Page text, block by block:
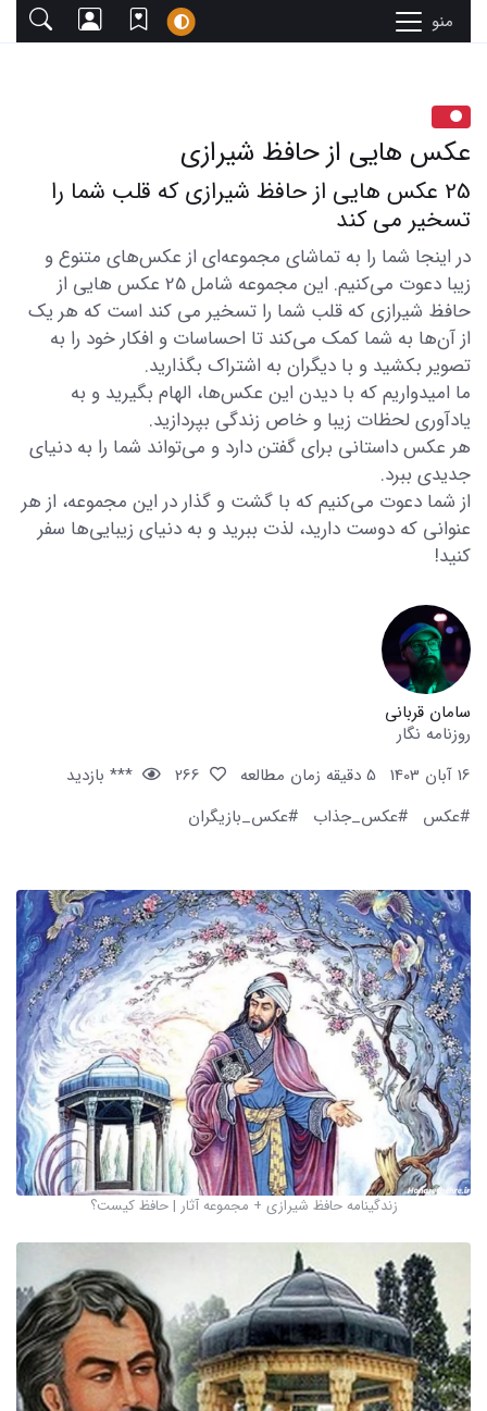
منو
عکس هایی از حافظ شیرازی
25 عکس هایی از حافظ شیرازی که قلب شما را
تسخیر می کند
در اینجا شما را به تماشای مجموعه‌ای از عکس‌های متنوع و
زیبا دعوت می‌کنیم. این مجموعه شامل 25 عکس هایی از
حافظ شیرازی که قلب شما را تسخیر می کند است که هر یک
از آن‌ها به شما کمک می‌کند تا احساسات و افکار خود را به
تصویر بکشید و با دیگران به اشتراک بگذارید.
ما امیدواریم که با دیدن این عکس‌ها، الهام بگیرید و به
یادآوری لحظات زیبا و خاص زندگی بپردازید.
هر عکس داستانی برای گفتن دارد و می‌تواند شما را به دنیای
جدیدی ببرد.
از شما دعوت می‌کنیم که با گشت و گذار در این مجموعه، از هر
عنوانی که دوست دارید، لذت ببرید و به دنیای زیبایی‌ها سفر
کنید!
سامان قربانی
روزنامه نگار
16 آبان 1403
5 دقیقه زمان مطالعه
*** بازدید
#عکس
#عکس_جذاب #عکس_بازیگران
زندگینامه حافظ شیرازی + مجموعه آثار | حافظ کیست؟